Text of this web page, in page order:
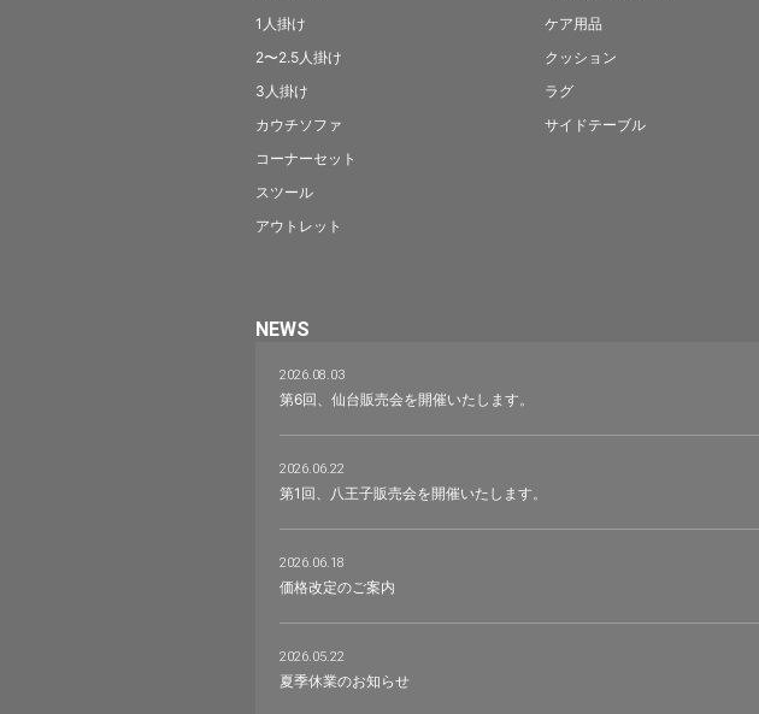
1人掛け
2〜2.5人掛け
3人掛け
カウチソファ
コーナーセット
スツール
アウトレット
ケア用品
クッション
ラグ
サイドテーブル
NEWS
2026.08.03
第6回、仙台販売会を開催いたします。
2026.06.22
第1回、八王子販売会を開催いたします。
2026.06.18
価格改定のご案内
2026.05.22
夏季休業のお知らせ